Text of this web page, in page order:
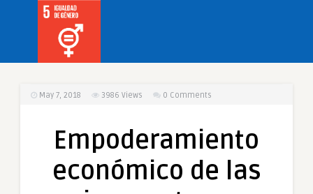
May 7, 2018 3986 Views 0 Comments
Empoderamiento
económico de las